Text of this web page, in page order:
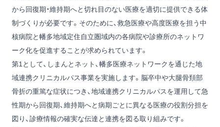
から回復期・維持期へと切れ目のない医療を適切に提供できる体
制づくりが必要です。そのために、救急医療や高度医療を担う中
核病院と幡多地域定住自立圏域内の各病院や診療所のネットワ
ーク化を促進することが求められています。
第1として、しまんとネット、幡多医療ネットワークを通じた地
域連携クリニカルパス事業を実施します。脳卒中や大腿骨頚部
骨折の重篤な症状につき、地域連携クリニカルパスを運用して急
性期から回復期、維持期へと病期ごとに異なる医療の役割分担を
図り、診療情報の確実な伝達と連携を図る取り組みです。